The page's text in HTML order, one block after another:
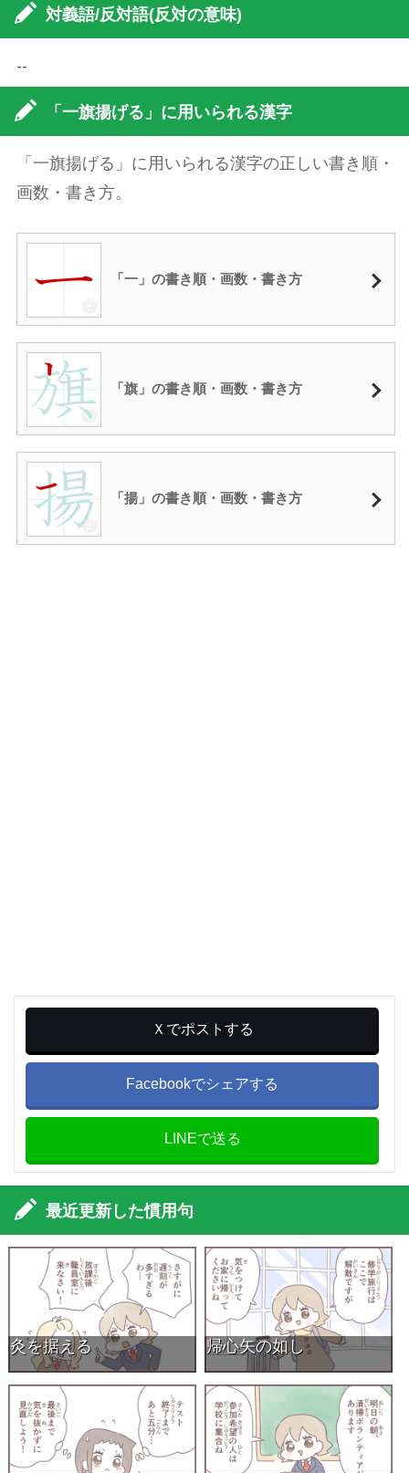
対義語/反対語(反対の意味)
--
「一旗揚げる」に用いられる漢字
「一旗揚げる」に用いられる漢字の正しい書き順・
画数・書き方。
「一」の書き順・画数・書き方
「旗」の書き順・画数・書き方
「揚」の書き順・画数・書き方
Ｘでポストする
Facebookでシェアする
LINEで送る
最近更新した慣用句
灸を据える 帰心矢の如し